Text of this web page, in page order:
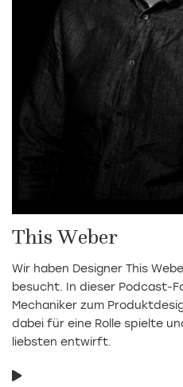
This Weber
Wir haben Designer This
besucht. In dieser Podcast-
Mechaniker zum
dabei für eine Rolle spielte
liebsten entwirft.